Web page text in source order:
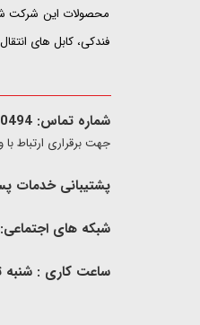
محصولات این شرکت
فندکی، کابل های
شماره تماس: 90000494
​​جهت برقراری ارتباط با
پشتیبانی خدمات
شبکه های اجتماعی:
ساعت کاری : شنبه تا چهارشنبه 9:30 الی 14:30 و از 00: